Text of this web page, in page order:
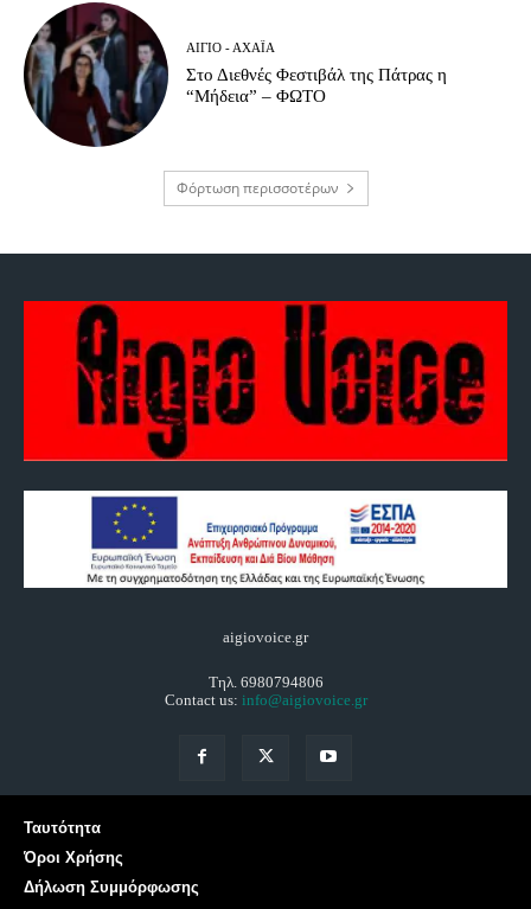
ΑΊΓΙΟ - ΑΧΑΪ́Α
Στο Διεθνές Φεστιβάλ της Πάτρας η
“Μήδεια” – ΦΩΤΟ
Φόρτωση περισσοτέρων
aigiovoice.gr
Τηλ. 6980794806
Contact us: info@aigiovoice.gr
Ταυτότητα
Όροι Χρήσης
Δήλωση Συμμόρφωσης